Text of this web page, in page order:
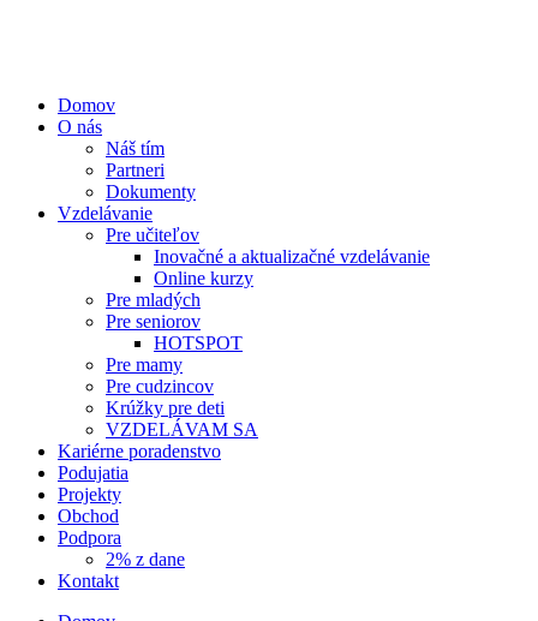
Domov
O nás
Náš tím
Partneri
Dokumenty
Vzdelávanie
Pre učiteľov
Inovačné a aktualizačné vzdelávanie
Online kurzy
Pre mladých
Pre seniorov
HOTSPOT
Pre mamy
Pre cudzincov
Krúžky pre deti
VZDELÁVAM SA
Kariérne poradenstvo
Podujatia
Projekty
Obchod
Podpora
2% z dane
Kontakt